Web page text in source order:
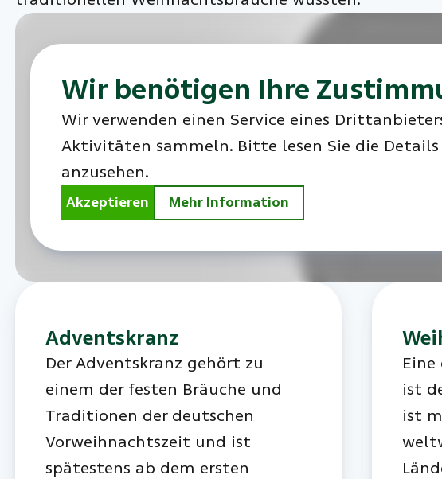
Wir benötigen Ihre
Wir verwenden einen Service eines
Aktivitäten sammeln. Bitte lesen Sie die
anzusehen.
Akzeptieren Mehr Information
Adventskranz
Der Adventskranz gehört zu
einem der festen Bräuche und
Traditionen der deutschen
Vorweihnachtszeit und ist
spätestens ab dem ersten
ist
ist